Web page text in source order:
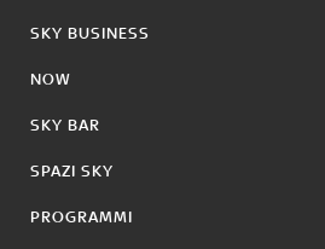
SKY BUSINESS
NOW
SKY BAR
SPAZI SKY
PROGRAMMI